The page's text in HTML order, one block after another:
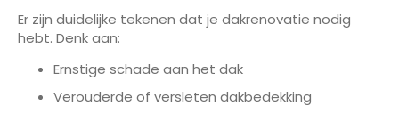
Er zijn duidelijke tekenen dat je dakrenovatie nodig
hebt. Denk aan:
Ernstige schade aan het dak
Verouderde of versleten dakbedekking